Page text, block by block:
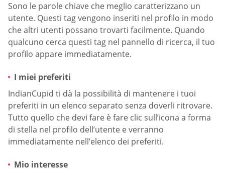
Sono le parole chiave che meglio caratterizzano un
utente. Questi tag vengono inseriti nel profilo in modo
che altri utenti possano trovarti facilmente. Quando
qualcuno cerca questi tag nel pannello di ricerca, il tuo
profilo appare immediatamente.
I miei preferiti
IndianCupid ti dà la possibilità di mantenere i tuoi
preferiti in un elenco separato senza doverli ritrovare.
Tutto quello che devi fare è fare clic sull’icona a forma
di stella nel profilo dell’utente e verranno
immediatamente nell’elenco dei preferiti.
Mio interesse